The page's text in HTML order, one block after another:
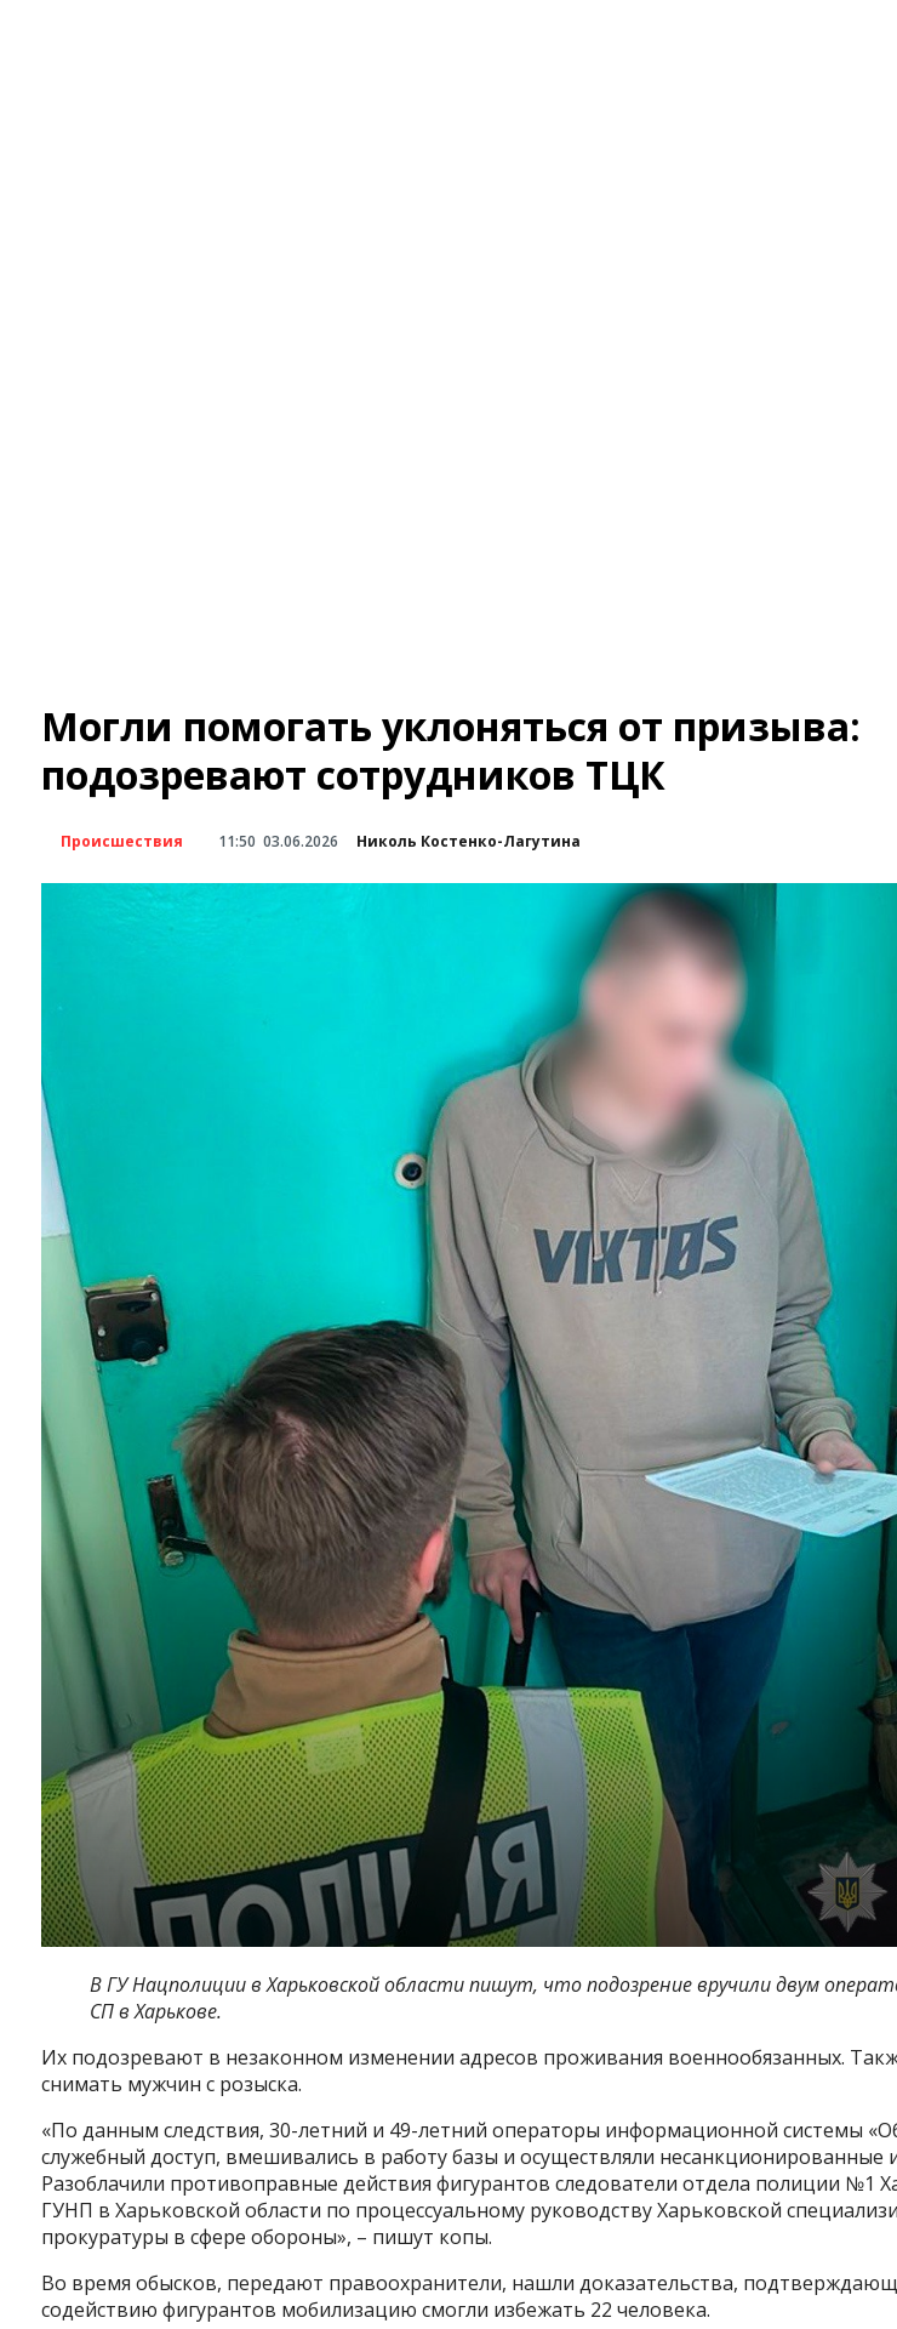
Могли помогать уклоняться от призыва:
подозревают сотрудников ТЦК
Происшествия 11:50 03.06.2026 Николь Костенко-Лагутина
В ГУ Нацполиции в Харьковской области пишут, что подозрение вручили двум
СП в Харькове.
Их подозревают в незаконном изменении адресов проживания военнообязанных.
снимать мужчин с розыска.
«По данным следствия, 30-летний и 49-летний операторы информационной системы
служебный доступ, вмешивались в работу базы и осуществляли несанкционированные
Разоблачили противоправные действия фигурантов следователи отдела полиции №1
ГУНП в Харьковской области по процессуальному руководству Харьковской
прокуратуры в сфере обороны», – пишут копы.
Во время обысков, передают правоохранители, нашли доказательства,
содействию фигурантов мобилизацию смогли избежать 22 человека.